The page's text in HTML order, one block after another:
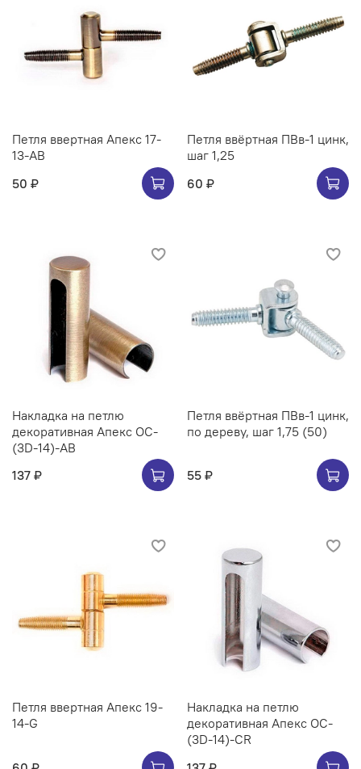
Петля ввертная Апекс 17-
13-AB
50 ₽
Петля ввёртная ПВв-1 цинк,
шаг 1,25
60 ₽
Накладка на петлю
декоративная Апекс OC-
(3D-14)-AB
137 ₽
Петля ввёртная ПВв-1 цинк,
по дереву, шаг 1,75 (50)
55 ₽
Петля ввертная Апекс 19-
14-G
Накладка на петлю
декоративная Апекс OC-
(3D-14)-CR